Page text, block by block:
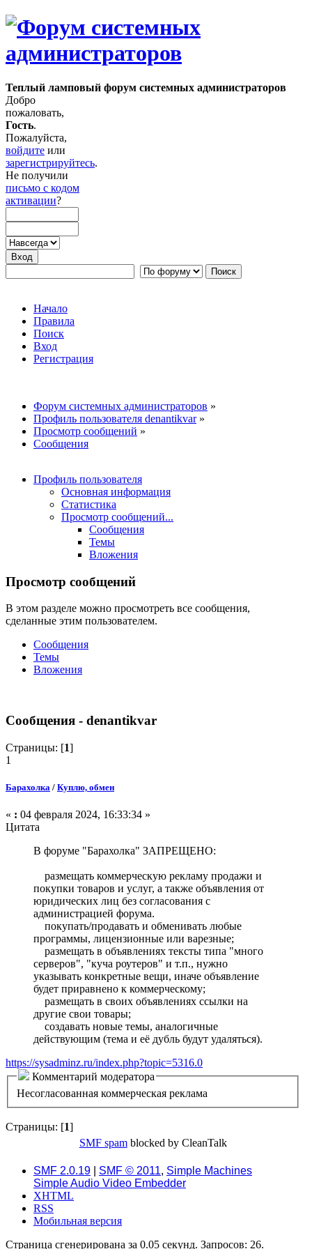
Теплый ламповый форум системных администраторов
Добро
пожаловать,
Гость.
Пожалуйста,
войдите или
зарегистрируйтесь.
Не получили
письмо с кодом
активации?
Начало
Правила
Поиск
Вход
Регистрация
Форум системных администраторов »
Профиль пользователя denantikvar»
Просмотр сообщений »
Сообщения
Профиль пользователя
Основная информация
Статистика
Просмотр сообщений...
Сообщения
Темы
Вложения
Просмотр сообщений
В этом разделе можно просмотреть все сообщения,
сделанные этим пользователем.
Сообщения
Темы
Вложения
Сообщения - denantikvar
Страницы: [1]
1
Барахолка / Куплю, обмен
« : 04 февраля 2024, 16:33:34 »
Цитата
В форуме "Барахолка" ЗАПРЕЩЕНО:
размещать коммерческую рекламу продажи и
покупки товаров и услуг, а также объявления от
юридических лиц без согласования с
администрацией форума.
покупать/продавать и обменивать любые
программы, лицензионные или варезные;
размещать в объявлениях тексты типа "много
серверов", "куча роутеров" и т.п., нужно
указывать конкретные вещи, иначе объявление
будет приравнено к коммерческому;
размещать в своих объявлениях ссылки на
другие свои товары;
создавать новые темы, аналогичные
действующим (тема и её дубль будут удаляться).
https://sysadminz.ru/index.php?topic=5316.0
Комментарий модератора
Несогласованная коммерческая реклама
Страницы: [1]
SMF spamblocked by CleanTalk
SMF 2.0.19 SMF © 2011, Simple Machines
Simple Audio Video Embedder
XHTML
RSS
Мобильная версия
Страница сгенерирована за 0.05 секунд. Запросов: 26.